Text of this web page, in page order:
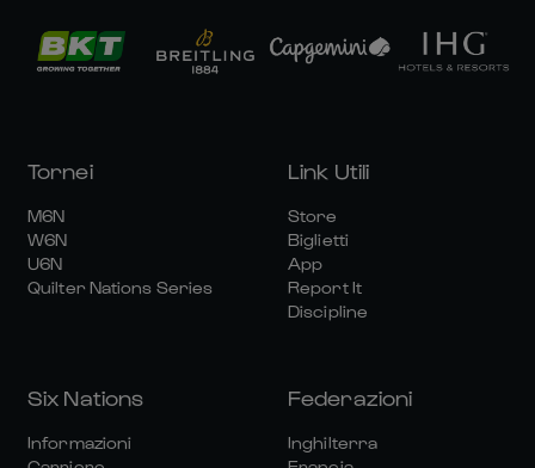
Tornei
M6N
W6N
U6N
Quilter Nations Series
Link Utili
Store
Biglietti
App
Report It
Discipline
Six Nations
Informazioni
Federazioni
Inghilterra